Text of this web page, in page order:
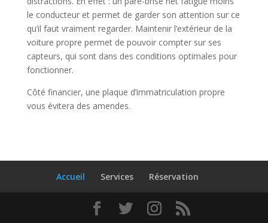
le conducteur et permet de garder son attention sur ce
qu’il faut vraiment regarder. Maintenir l’extérieur de la
voiture propre permet de pouvoir compter sur ses
capteurs, qui sont dans des conditions optimales pour
fonctionner.
Côté financier, une plaque d’immatriculation propre
vous évitera des amendes.
Accueil Services Réservation